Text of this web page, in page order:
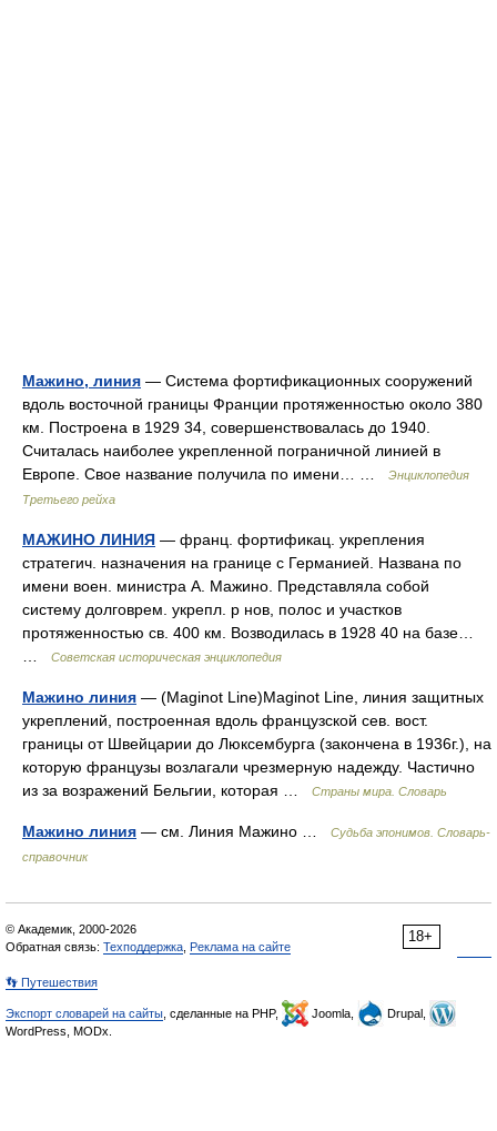
Мажино, линия — Система фортификационных сооружений
вдоль восточной границы Франции протяженностью около 380
км. Построена в 1929 34, совершенствовалась до 1940.
Считалась наиболее укрепленной пограничной линией в
Европе. Свое название получила по имени… …
Энциклопедия
Третьего рейха
МАЖИНО ЛИНИЯ — франц. фортификац. укрепления
стратегич. назначения на границе с Германией. Названа по
имени воен. министра А. Мажино. Представляла собой
систему долговрем. укрепл. р нов, полос и участков
протяженностью св. 400 км. Возводилась в 1928 40 на базе…
Советская историческая энциклопедия
Мажино линия — (Mаginot Line)Mаginot Line, линия защитных
укреплений, построенная вдоль французской сев. вост.
границы от Швейцарии до Люксембурга (закончена в 1936г.), на
которую французы возлагали чрезмерную надежду. Частично
из за возражений Бельгии, которая …
Страны мира. Словарь
Мажино линия — см. Линия Мажино …
Судьба эпонимов. Словарь-
справочник
18+
© Академик, 2000-2026
Обратная связь: Техподдержка Реклама на сайте
👣 Путешествия
Экспорт словарей на сайты , сделанные на PHP, Joomla,
Drupal,
WordPress, MODx.